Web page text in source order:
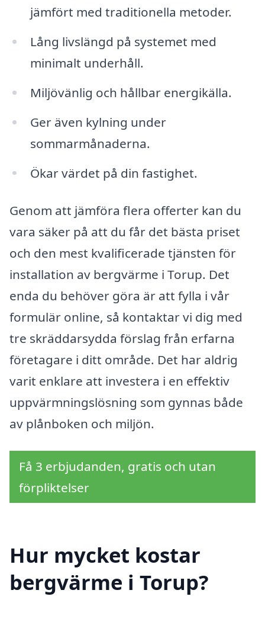
jämfört med traditionella metoder.
Lång livslängd på systemet med
minimalt underhåll.
Miljövänlig och hållbar energikälla.
Ger även kylning under
sommarmånaderna.
Ökar värdet på din fastighet.
Genom att jämföra flera offerter kan du
vara säker på att du får det bästa priset
och den mest kvalificerade tjänsten för
installation av bergvärme i Torup. Det
enda du behöver göra är att fylla i vår
formulär online, så kontaktar vi dig med
tre skräddarsydda förslag från erfarna
företagare i ditt område. Det har aldrig
varit enklare att investera i en effektiv
uppvärmningslösning som gynnas både
av plånboken och miljön.
Få 3 erbjudanden, gratis och utan
förpliktelser
Hur mycket kostar
bergvärme i Torup?